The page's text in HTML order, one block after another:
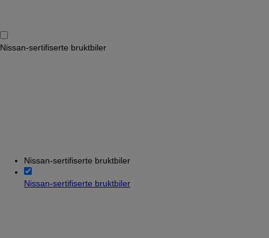
Nissan-sertifiserte bruktbiler
Nissan-sertifiserte bruktbiler
Nissan-sertifiserte bruktbiler